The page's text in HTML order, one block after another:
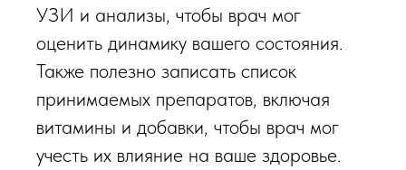
УЗИ и анализы, чтобы врач мог
оценить динамику вашего состояния.
Также полезно записать список
принимаемых препаратов, включая
витамины и добавки, чтобы врач мог
учесть их влияние на ваше здоровье.